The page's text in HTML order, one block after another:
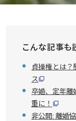
こんな記事も
貞操権とは
ス
卒婚、定年
重に！
非公開: 離婚